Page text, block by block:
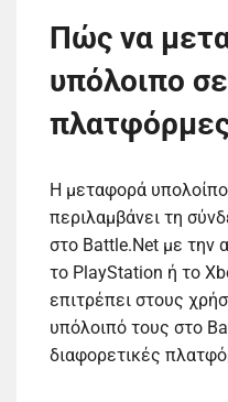
Πώς να
υπόλοιπο
Η μεταφορά
περιλαμβάνει τη
στο Battle.Net με την
το PlayStation ή το
επιτρέπει στους
υπόλοιπό τους στο
διαφορετικές